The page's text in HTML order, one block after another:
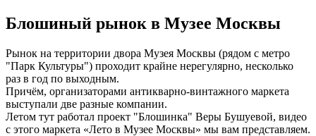
Блошиный рынок в Музее Москвы
Рынок на территории двора Музея Москвы (рядом с метро
"Парк Культуры") проходит крайне нерегулярно, несколько
раз в год по выходным.
Причём, организаторами антикварно-винтажного маркета
выступали две разные компании.
Летом тут работал проект "Блошинка" Веры Бушуевой, видео
с этого маркета «Лето в Музее Москвы» мы вам представляем.